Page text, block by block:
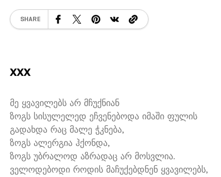
SHARE
xxx
მე ყვავილებს არ მჩუქნიან
ზოგს სისულელედ ეჩვენებოდა იმაში ფულის
გადახდა რაც მალე ჭკნება,
ზოგს ალერგია ჰქონდა,
ზოგს უბრალოდ აზრადაც არ მოსვლია.
ველოდებოდი როდის მაჩუქებდნენ ყვავილებს,